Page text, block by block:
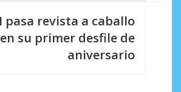
pasa revista a caballo
en su primer desfile de
aniversario